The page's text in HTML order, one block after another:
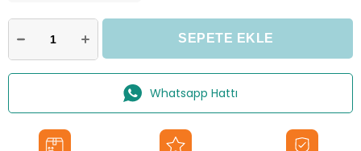
Whatsapp Hattı